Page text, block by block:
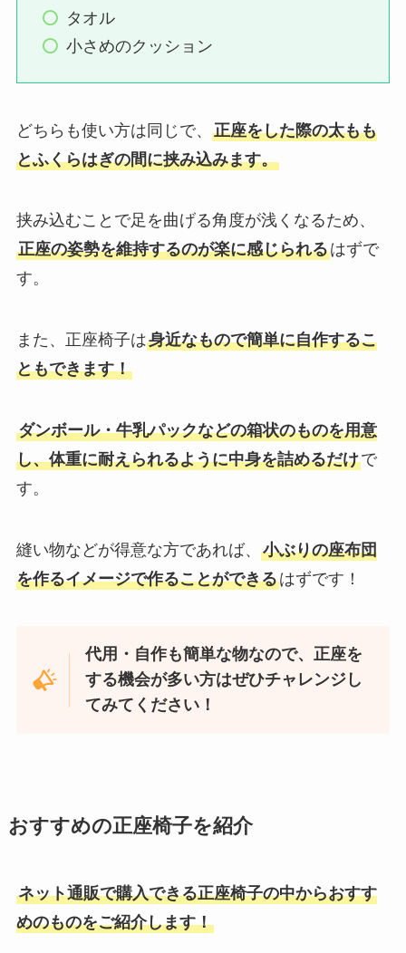
タオル
小さめのクッション
どちらも使い方は同じで、 正座をした際の太もも
とふくらはぎの間に挟み込みます。
挟み込むことで足を曲げる角度が浅くなるため、
正座の姿勢を維持するのが楽に感じられるはずで
す。
また、正座椅子は身近なもので簡単に自作するこ
ともできます！
ダンボール・牛乳パックなどの箱状のものを用意
し、体重に耐えられるように中身を詰めるだけで
す。
縫い物などが得意な方であれば、 小ぶりの座布団
を作るイメージで作ることができるはずです！
代用・自作も簡単な物なので、正座を
する機会が多い方はぜひチャレンジし
てみてください！
おすすめの正座椅子を紹介
ネット通販で購入できる正座椅子の中からおすす
めのものをご紹介します！